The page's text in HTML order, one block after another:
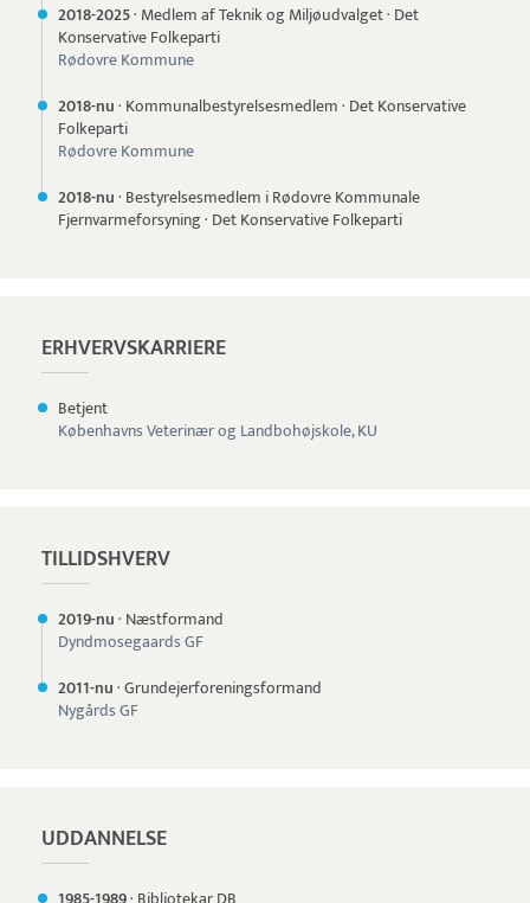
2018-2025· Medlem af Teknik og Miljøudvalget· Det
Konservative Folkeparti
Rødovre Kommune
2018-nu· Kommunalbestyrelsesmedlem· Det Konservative
Folkeparti
Rødovre Kommune
2018-nu· Bestyrelsesmedlem i Rødovre Kommunale
Fjernvarmeforsyning· Det Konservative Folkeparti
ERHVERVSKARRIERE
Betjent
Københavns Veterinær og Landbohøjskole, KU
TILLIDSHVERV
2019-nu· Næstformand
Dyndmosegaards GF
2011-nu·Grundejerforeningsformand
Nygårds GF
UDDANNELSE